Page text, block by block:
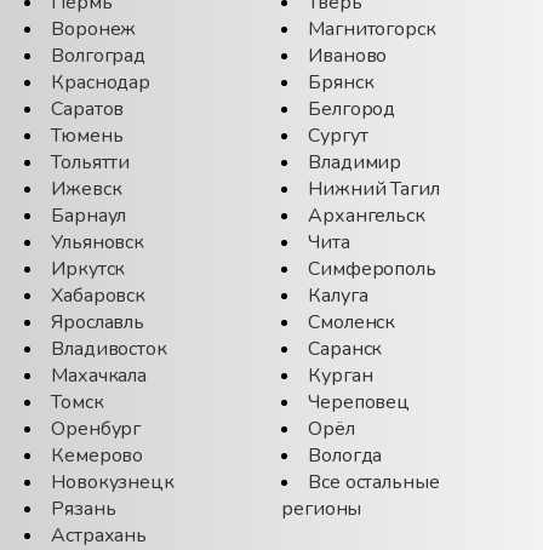
Воронеж
Волгоград
Краснодар
Саратов
Тюмень
Тольятти
Ижевск
Барнаул
Ульяновск
Иркутск
Хабаровск
Ярославль
Владивосток
Махачкала
Томск
Оренбург
Кемерово
Новокузнецк
Рязань
Астрахань
Магнитогорск
Иваново
Брянск
Белгород
Сургут
Владимир
Нижний Тагил
Архангельск
Чита
Симферополь
Калуга
Смоленск
Саранск
Курган
Череповец
Орёл
Вологда
Все остальные
регионы